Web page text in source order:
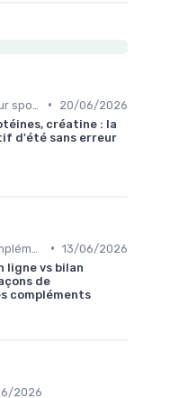
•
20/06/2026
créatine : la
d'été sans erreur
• 13/06/2026
ligne vs bilan
de
compléments
2026